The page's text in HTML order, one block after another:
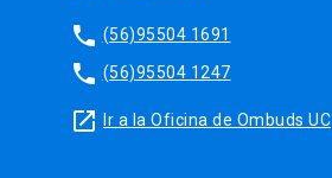
phone (56)95504 1691
phone (56)95504 1247
launch Ir a la Oficina de Ombuds UC